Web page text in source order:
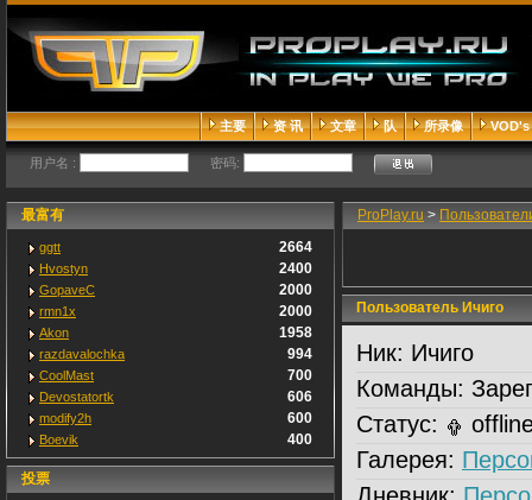
主要 资 讯 文章 队 所录像 VOD's
用户名 : 密码:
最富有
ggtt 2664
Hvostyn 2400
GopaveC 2000
rmn1x 2000
Akon 1958
razdavalochka 994
CoolMast 700
Devostatortk 606
modify2h 600
Boevik 400
投票
ProPlay.ru >
Пользователь Ичиго
Ник: Ичиго
Команды:
Статус:
Галерея: